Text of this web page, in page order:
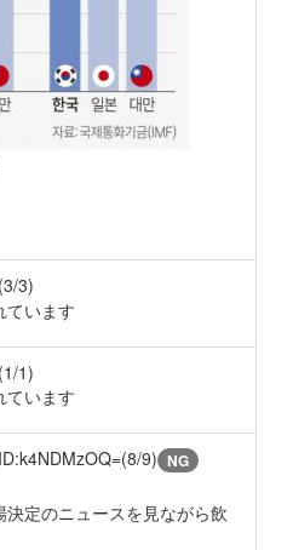
(3/3)
ています
(1/1)
ています
ID:k4NDMzOQ=(8/9) NG
決定のニュースを見ながら飲